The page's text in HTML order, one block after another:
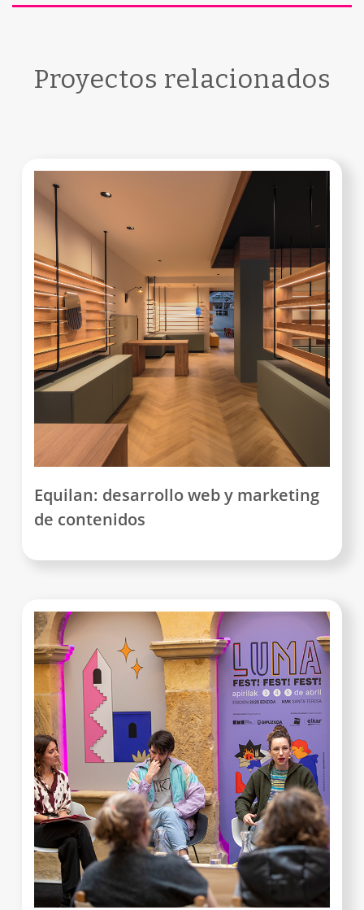
Proyectos relacionados
Equilan: desarrollo web y marketing
de contenidos